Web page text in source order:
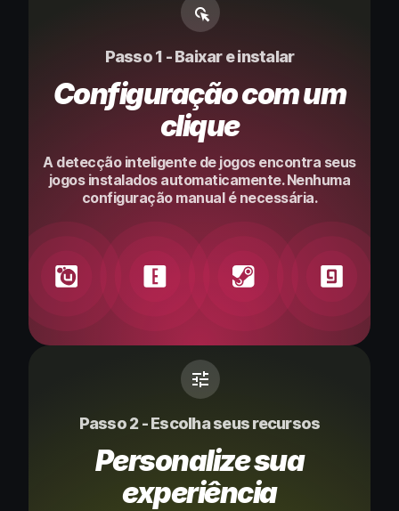
Passo 1 - Baixar e instalar
Configuração com um
clique
A detecção inteligente de jogos encontra seus
jogos instalados automaticamente. Nenhuma
configuração manual é necessária.
Passo 2 - Escolha seus recursos
Personalize sua
experiência